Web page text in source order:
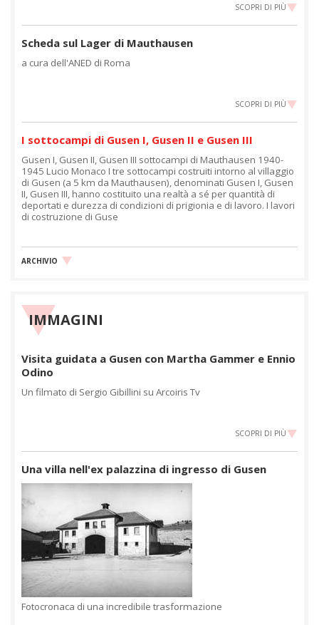
SCOPRI DI PIÙ
Scheda sul Lager di Mauthausen
a cura dell'ANED di Roma
SCOPRI DI PIÙ
I sottocampi di Gusen I, Gusen II e Gusen III
Gusen I, Gusen II, Gusen III sottocampi di Mauthausen 1940-
1945 Lucio Monaco I tre sottocampi costruiti intorno al villaggio
di Gusen (a 5 km da Mauthausen), denominati Gusen I, Gusen
II, Gusen III, hanno costituito una realtà a sé per quantità di
deportati e durezza di condizioni di prigionia e di lavoro. I lavori
di costruzione di Guse
ARCHIVIO
IMMAGINI
Visita guidata a Gusen con Martha Gammer e Ennio
Odino
Un filmato di Sergio Gibillini su Arcoiris Tv
SCOPRI DI PIÙ
Una villa nell'ex palazzina di ingresso di Gusen
Fotocronaca di una incredibile trasformazione